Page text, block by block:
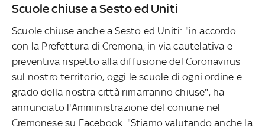
Scuole chiuse a Sesto ed Uniti
Scuole chiuse anche a Sesto ed Uniti: "in accordo
con la Prefettura di Cremona, in via cautelativa e
preventiva rispetto alla diffusione del Coronavirus
sul nostro territorio, oggi le scuole di ogni ordine e
grado della nostra città rimarranno chiuse", ha
annunciato l'Amministrazione del comune nel
Cremonese su Facebook. "Stiamo valutando anche la